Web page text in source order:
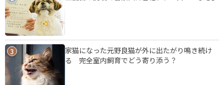
3
家猫になった元野良猫が外に出たがり鳴き続け
る 完全室内飼育でどう寄り添う？